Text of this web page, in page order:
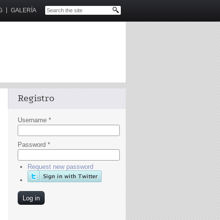
GALERÍA
Registro
Username *
Password *
Request new password